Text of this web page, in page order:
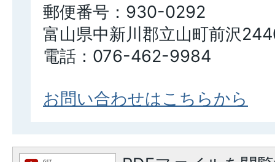
郵便番号：930-0292
富山県中新川郡立山町前沢
電話：076-462-9984
お問い合わせはこちらから